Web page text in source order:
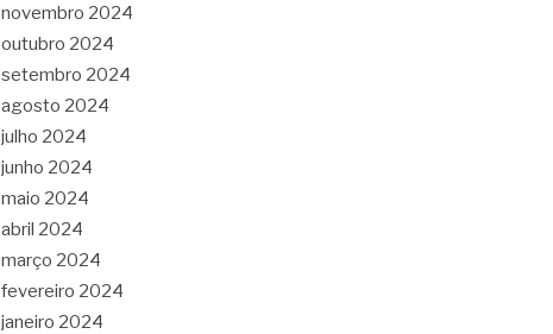
novembro 2024
outubro 2024
setembro 2024
agosto 2024
julho 2024
junho 2024
maio 2024
abril 2024
março 2024
fevereiro 2024
janeiro 2024